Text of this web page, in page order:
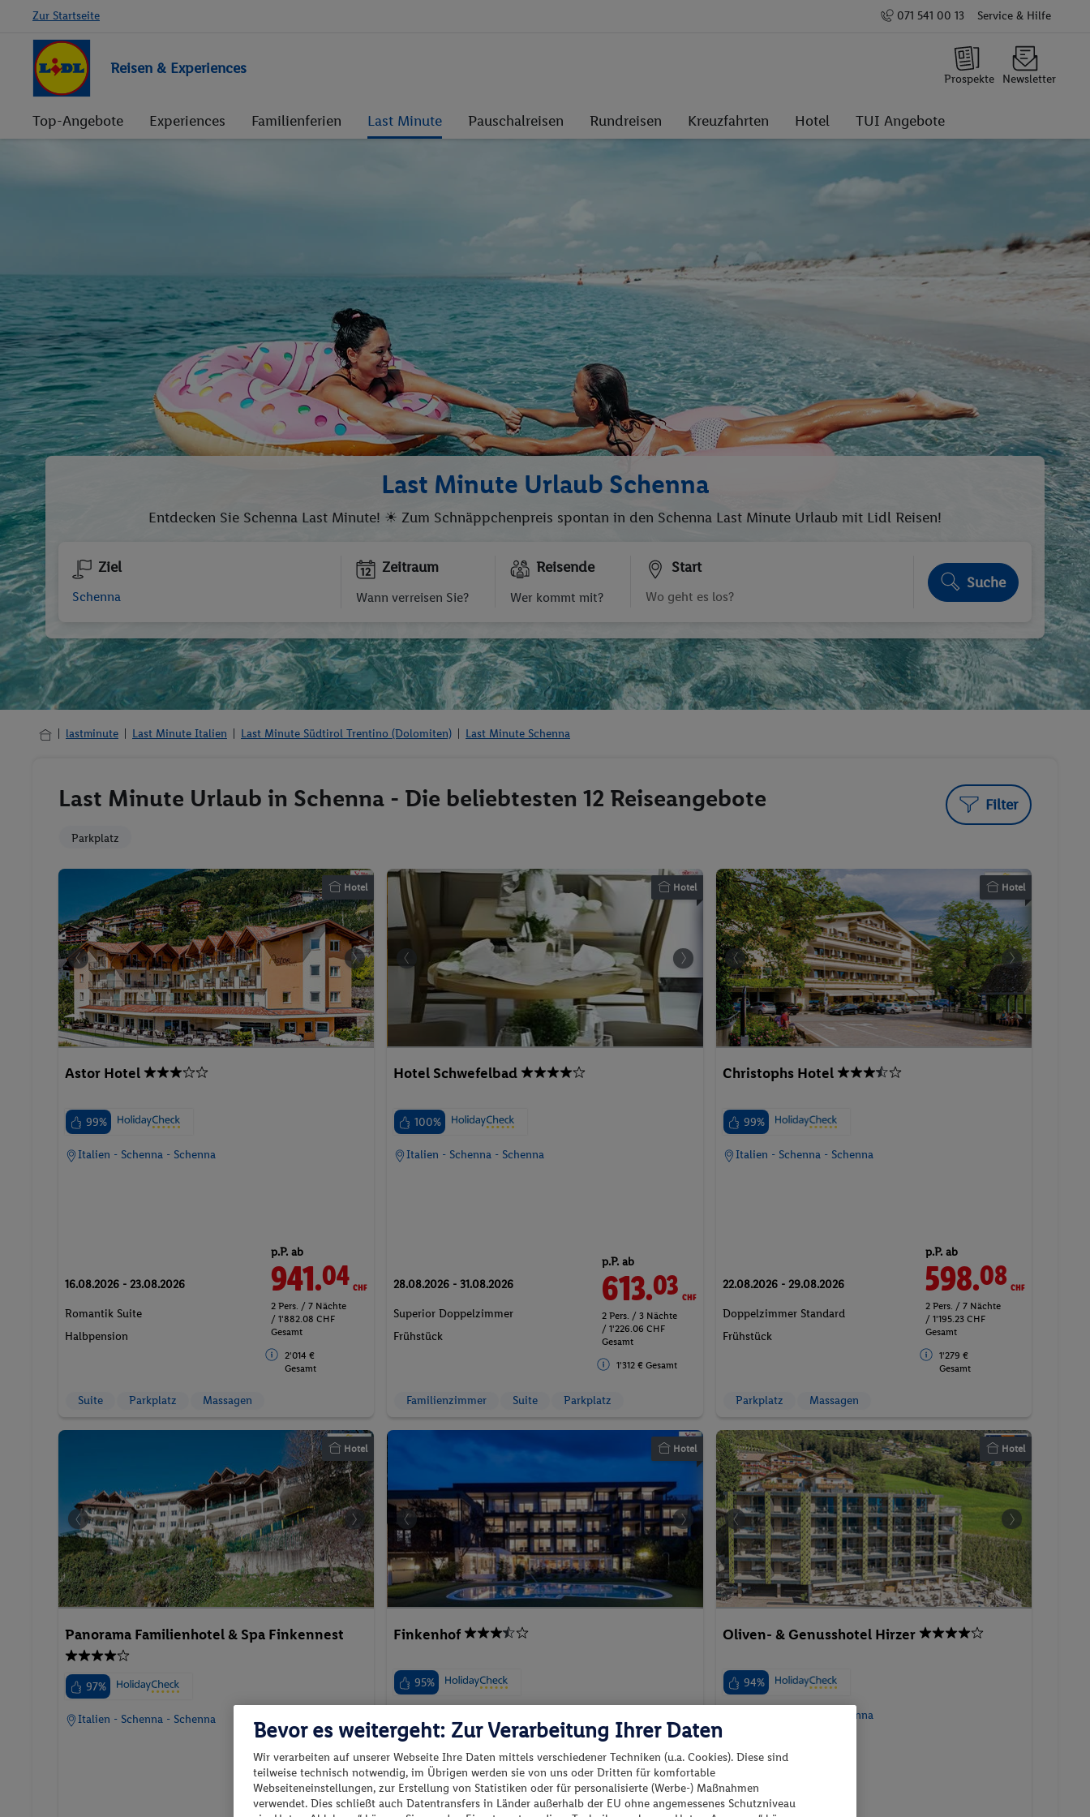
Zur Startseite 071 541 00 13 Service & Hilfe
Reisen & Experiences
Prospekte Newsletter
Top-Angebote Experiences Familienferien Last Minute Pauschalreisen Rundreisen Kreuzfahrten Hotel TUI Angebote
Last Minute Urlaub Schenna
Entdecken Sie Schenna Last Minute! ☀ Zum Schnäppchenpreis spontan in den Schenna Last Minute Urlaub mit Lidl Reisen!
Ziel Zeitraum
Wann verreisen Sie?
Reisende
Wer kommt mit?
Start
Suche
lastminute Last Minute Italien Last Minute Südtirol Trentino (Dolomiten) Last Minute Schenna
Last Minute Urlaub in Schenna - Die beliebtesten 12 Reiseangebote Filter
Parkplatz
Hotel
Astor Hotel
99%
Italien - Schenna - Schenna
16.08.2026 - 23.08.2026
Romantik Suite
Halbpension
p.P. ab
941.04CHF
2 Pers. / 7 Nächte
/ 1'882.08 CHF
Gesamt
2'014 €
Gesamt
Suite Parkplatz Massagen
Hotel
Hotel Schwefelbad
100%
Italien - Schenna - Schenna
28.08.2026 - 31.08.2026
Superior Doppelzimmer
Frühstück
p.P. ab
613.03CHF
2 Pers. / 3 Nächte
/ 1'226.06 CHF
Gesamt
1'312 € Gesamt
Familienzimmer Suite Parkplatz
Hotel
Christophs Hotel
99%
Italien - Schenna - Schenna
22.08.2026 - 29.08.2026
Doppelzimmer Standard
Frühstück
p.P. ab
598.08CHF
2 Pers. / 7 Nächte
/ 1'195.23 CHF
Gesamt
1'279 €
Gesamt
Parkplatz Massagen
Hotel
Panorama Familienhotel & Spa Finkennest
97%
Italien - Schenna - Schenna
Hotel
Finkenhof
95%
p.P. ab
Hotel
Oliven- & Genusshotel Hirzer
94%
Italien - Schenna - Schenna
Bevor es weitergeht: Zur Verarbeitung Ihrer Daten
Wir verarbeiten auf unserer Webseite Ihre Daten mittels verschiedener Techniken (u.a. Cookies). Diese sind
teilweise technisch notwendig, im Übrigen werden sie von uns oder Dritten für komfortable
Webseiteneinstellungen, zur Erstellung von Statistiken oder für personalisierte (Werbe-) Maßnahmen
verwendet. Dies schließt auch Datentransfers in Länder außerhalb der EU ohne angemessenes Schutzniveau